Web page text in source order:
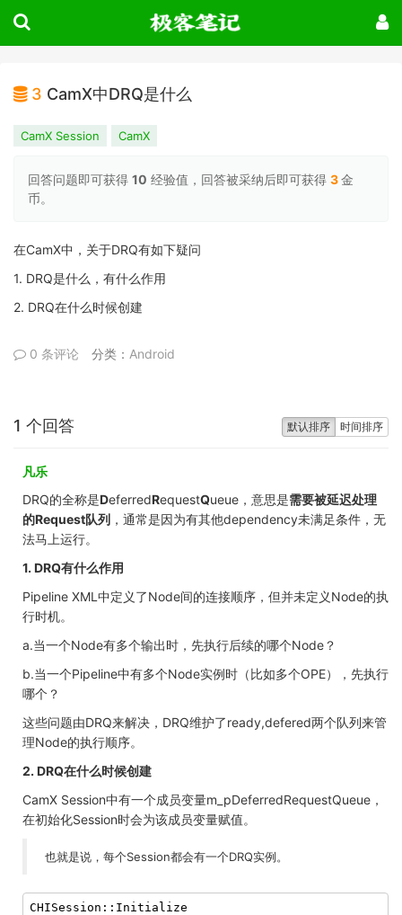
3 CamX中DRQ是什么
CamX Session CamX
回答问题即可获得 10 经验值，回答被采纳后即可获得 3金
币。
在CamX中，关于DRQ有如下疑问
1. DRQ是什么，有什么作用
2. DRQ在什么时候创建
0 条评论 分类： Android
默认排序 时间排序
1 个回答
凡乐
DRQ的全称是DeferredRequestQueue，意思是需要被延迟处理
的Request队列 ，通常是因为有其他dependency未满足条件，无
法马上运行。
1. DRQ有什么作用
Pipeline XML中定义了Node间的连接顺序，但并未定义Node的执
行时机。
a.当一个Node有多个输出时，先执行后续的哪个Node？
b.当一个Pipeline中有多个Node实例时（比如多个OPE），先执行
哪个？
这些问题由DRQ来解决， DRQ维护了ready,defered两个队列来管
理Node的执行顺序。
2. DRQ在什么时候创建
CamX Session中有一个成员变量m_pDeferredRequestQueue，
在初始化Session时会为该成员变量赋值。
也就是说，每个Session都会有一个DRQ实例。
CHISession::Initialize